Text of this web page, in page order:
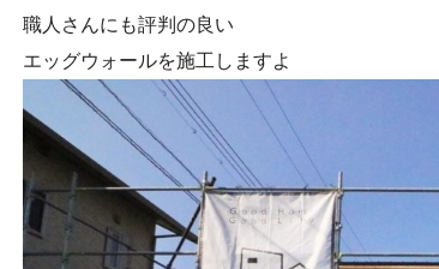
職人さんにも評判の良い
エッグウォールを施工しますよ